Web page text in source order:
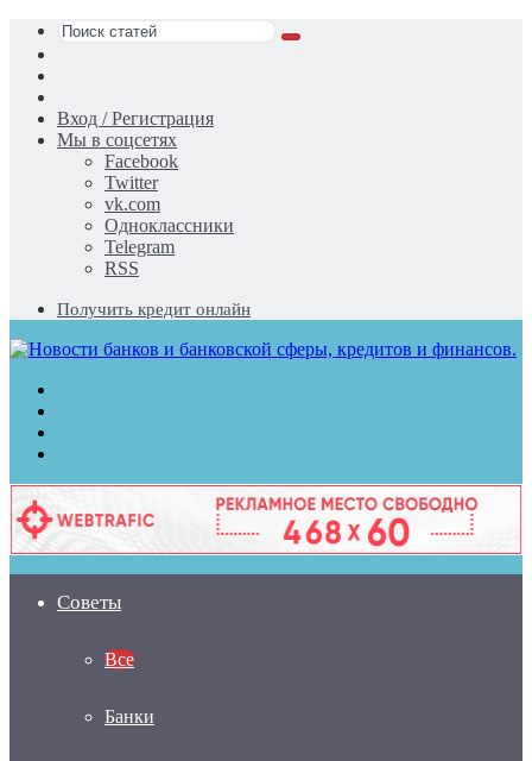
Поиск
статья
Вход / Регистрация
Мы в соцсетях
Facebook
Twitter
vk.com
Одноклассники
Telegram
RSS
Получить кредит онлайн
Советы
Все
Банки